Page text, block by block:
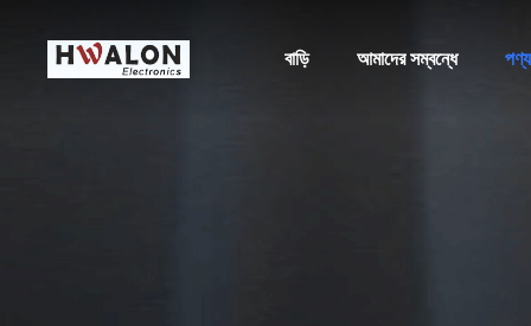
বাড়ি আমাদের সম্বন্ধে পণ্য